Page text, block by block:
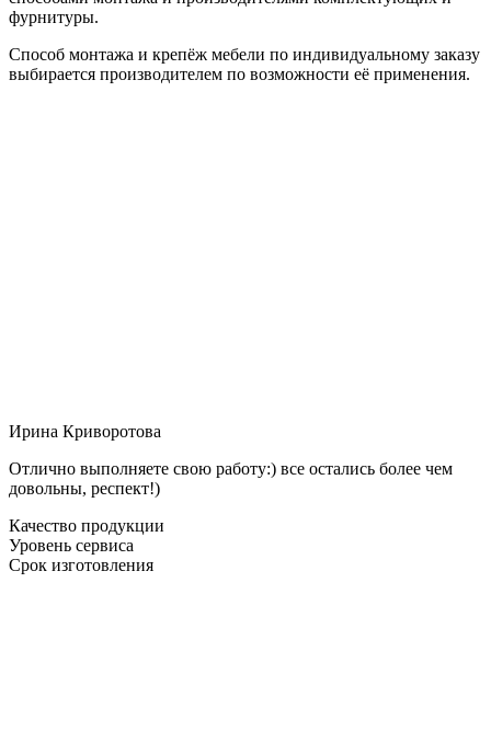
фурнитуры.
Способ монтажа и крепёж мебели по индивидуальному заказу
выбирается производителем по возможности её применения.
Ирина Криворотова
Отлично выполняете свою работу:) все остались более чем
довольны, респект!)
Качество продукции
Уровень сервиса
Срок изготовления